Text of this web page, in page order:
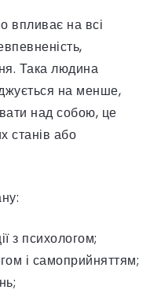
впливає на всі
Така людина
на менше,
над собою, це
станів або
з психологом;
і самоприйняттям;